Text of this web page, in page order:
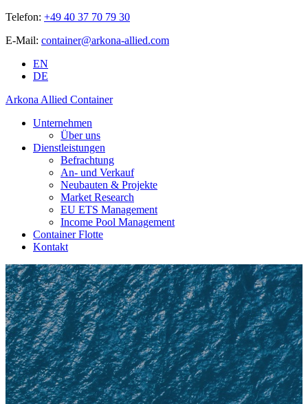
Telefon: +49 40 37 70 79 30
E-Mail: container@arkona-allied.com
EN
DE
Arkona Allied Container
Unternehmen
Über uns
Dienstleistungen
Befrachtung
An- und Verkauf
Neubauten & Projekte
Market Research
EU ETS Management
Income Pool Management
Container Flotte
Kontakt